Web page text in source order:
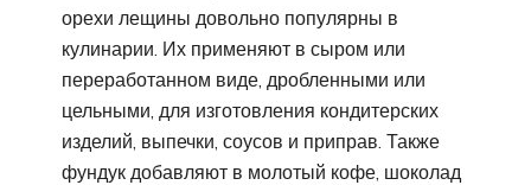
орехи лещины довольно популярны в
кулинарии. Их применяют в сыром или
переработанном виде, дробленными или
цельными, для изготовления кондитерских
изделий, выпечки, соусов и приправ. Также
фундук добавляют в молотый кофе, шоколад